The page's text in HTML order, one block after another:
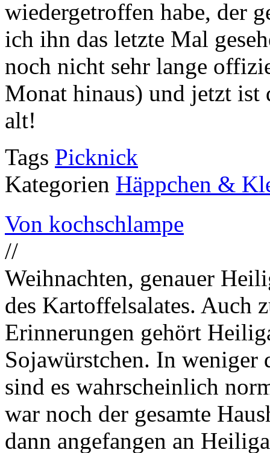
wiedergetroffen habe, der
ich ihn das letzte Mal
noch nicht sehr lange
Monat hinaus) und jetzt ist
alt!
Tags Picknick
Kategorien Häppchen &
Von kochschlampe
//
Weihnachten, genauer
des Kartoffelsalates. Auch
Erinnerungen gehört
Sojawürstchen. In weniger
sind es wahrscheinlich
war noch der gesamte
dann angefangen an